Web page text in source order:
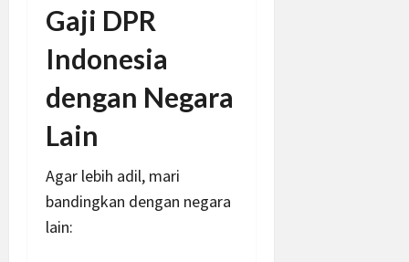
Gaji DPR
Indonesia
dengan Negara
Lain
Agar lebih adil, mari
bandingkan dengan negara
lain: